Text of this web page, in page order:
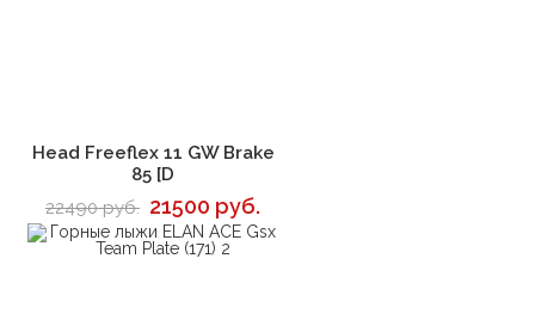
В корзину
Head Freeflex 11 GW Brake
85 [D
22490 руб. 21500 руб.